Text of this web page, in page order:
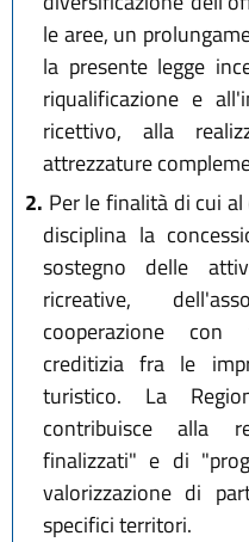
le aree, un
la presente legge
riqualificazione e
ricettivo, alla
attrezzature
2. Per le finalità di cui
disciplina la
sostegno delle
ricreative,
cooperazione
creditizia fra le
turistico. La
contribuisce alla
finalizzati" e di
valorizzazione di
specifici territori.